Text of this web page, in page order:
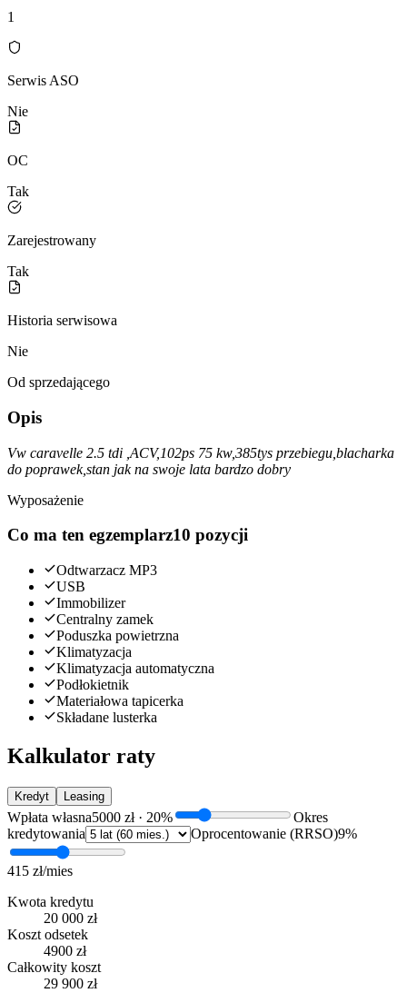
1
Serwis ASO
Nie
OC
Tak
Zarejestrowany
Tak
Historia serwisowa
Nie
Od sprzedającego
Opis
Vw caravelle 2.5 tdi ,ACV,102ps 75 kw,385tys przebiegu,blacharka
do poprawek,stan jak na swoje lata bardzo dobry
Wyposażenie
Co ma ten egzemplarz10 pozycji
Odtwarzacz MP3
USB
Immobilizer
Centralny zamek
Poduszka powietrzna
Klimatyzacja
Klimatyzacja automatyczna
Podłokietnik
Materiałowa tapicerka
Składane lusterka
Kalkulator raty
Kredyt Leasing
Wpłata własna5000 zł· 20%
Okres
kredytowania
Oprocentowanie (RRSO)9%
415 zł/mies
Kwota kredytu
20 000 zł
Koszt odsetek
4900 zł
Całkowity koszt
29 900 zł